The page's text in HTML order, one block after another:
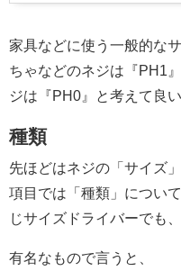
家具などに使う一般的な
ちゃなどのネジは『PH1
ジは『PH0』と考えて良
種類
先ほどはネジの「サイズ
項目では「種類」につい
じサイズドライバーでも
有名なもので言うと、